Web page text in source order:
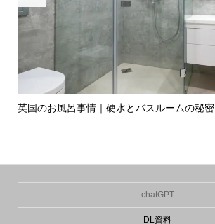
英国のお風呂事情｜硬水とバスルームの秘密
chatGPT
DL資料